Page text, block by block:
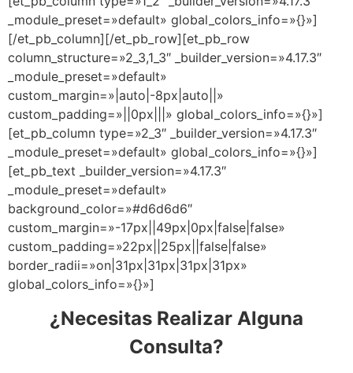
_module_preset=»default» global_colors_info=»{}»]
[/et_pb_column][/et_pb_row][et_pb_row
column_structure=»2_3,1_3″ _builder_version=»4.17.3″
_module_preset=»default»
custom_margin=»|auto|-8px|auto||»
custom_padding=»||0px|||» global_colors_info=»{}»]
[et_pb_column type=»2_3″ _builder_version=»4.17.3″
_module_preset=»default» global_colors_info=»{}»]
[et_pb_text _builder_version=»4.17.3″
_module_preset=»default»
background_color=»#d6d6d6″
custom_margin=»-17px||49px|0px|false|false»
custom_padding=»22px||25px||false|false»
border_radii=»on|31px|31px|31px|31px»
global_colors_info=»{}»]
¿Necesitas Realizar Alguna
Consulta?